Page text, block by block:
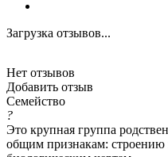
Загрузка отзывов...
Нет отзывов
Добавить отзыв
Семейство
?
Это крупная группа
общим признакам: строению